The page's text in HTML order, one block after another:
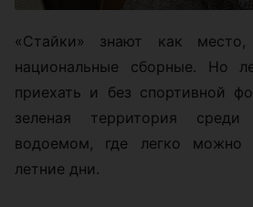
«Стайки» знают как место,
национальные сборные. Но
приехать и без спортивной
зеленая территория
водоемом, где легко можно
летние дни.